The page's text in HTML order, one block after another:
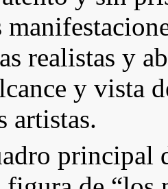
realistas y
y vista
artistas.
principal